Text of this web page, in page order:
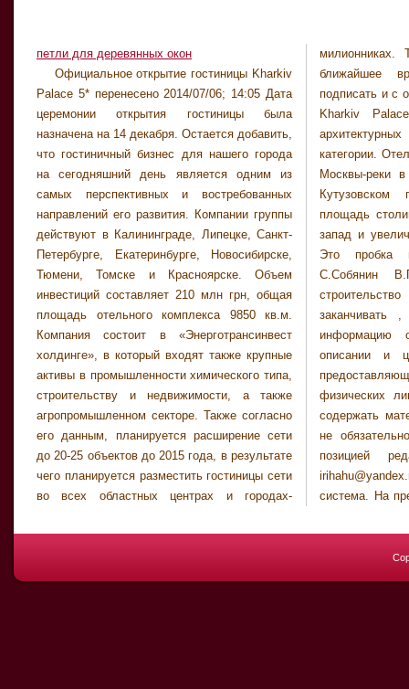
петли для деревянных окон
Официальное открытие гостиницы Kharkiv
Palace 5* перенесено 2014/07/06; 14:05 Дата
церемонии открытия гостиницы была
назначена на 14 декабря. Остается добавить,
что гостиничный бизнес для нашего города
на сегодняшний день является одним из
самых перспективных и востребованных
направлений его развития. Компании группы
действуют в Калининграде, Липецке, Санкт-
Петербурге, Екатеринбурге, Новосибирске,
Тюмени, Томске и Красноярске. Объем
инвестиций составляет 210 млн грн, общая
площадь отельного комплекса 9850 кв.м.
Компания состоит в «Энерготрансинвест
холдинге», в который входят также крупные
активы в промышленности химического типа,
строительству и недвижимости, а также
агропромышленном секторе. Также согласно
его данным, планируется расширение сети
до 20-25 объектов до 2015 года, в результате
чего планируется разместить гостиницы сети
во всех областных центрах и городах-
ближайшее время, соглашения удастся
подписать и с отелями в остальных городах.
Kharkiv Palace за счет использованных
архитектурных решений состоит во второй
категории. Отель расположен на набережной
Москвы-реки в самом центре столицы, на
Кутузовском проспекте. Согласно нему
площадь столицы будет расширена на юго-
запад и увеличится на 148 тысяч гектаров.
Это пробка на набережной , сказал
С.Собянин В.Путину. На этой стадии
строительство вести интенсивнее, быстрее
заканчивать , сказал он. Окончательную
информацию о услугах, продукции, их
описании и ценах следует уточнять у
предоставляющих их юридических или
физических лиц. Настоящий ресурс может
содержать материалы 18+. Мнения авторов
не обязательно совпадают с официальной
позицией редакции. Служба новостей:
irihahu@yandex.ru . Это будет торговая
система. На пресс-конференции 29 сентября
временно
Москвы Владимир Ресин заявил, что
строительство комплекса будет завершено в
2014 году. Известно, что обязательным
условием при выделении наделов, стала
оплата инвесторами стоимости права аренды
этих участков в столичный бюджет. Далее
слушателей приветствовал вице-президент
Национального объединения строителей
Виктор Опекунов, который курирует